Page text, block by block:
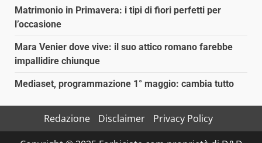
Matrimonio in Primavera: i tipi di fiori perfetti per
l’occasione
Mara Venier dove vive: il suo attico romano farebbe
impallidire chiunque
Mediaset, programmazione 1° maggio: cambia tutto
Redazione Disclaimer
Privacy Policy